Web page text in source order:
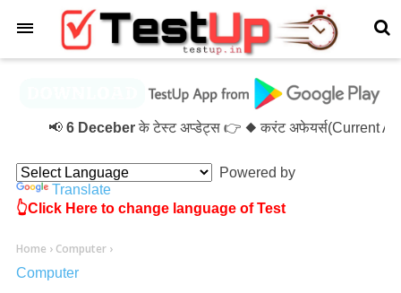
6 Deceberके टेस्ट अप्डेट्स 👉 ◆ करंट अफेयर्स(Current
Powered by
Translate
👆Click Here to change language of Test
Home › Computer ›
Computer